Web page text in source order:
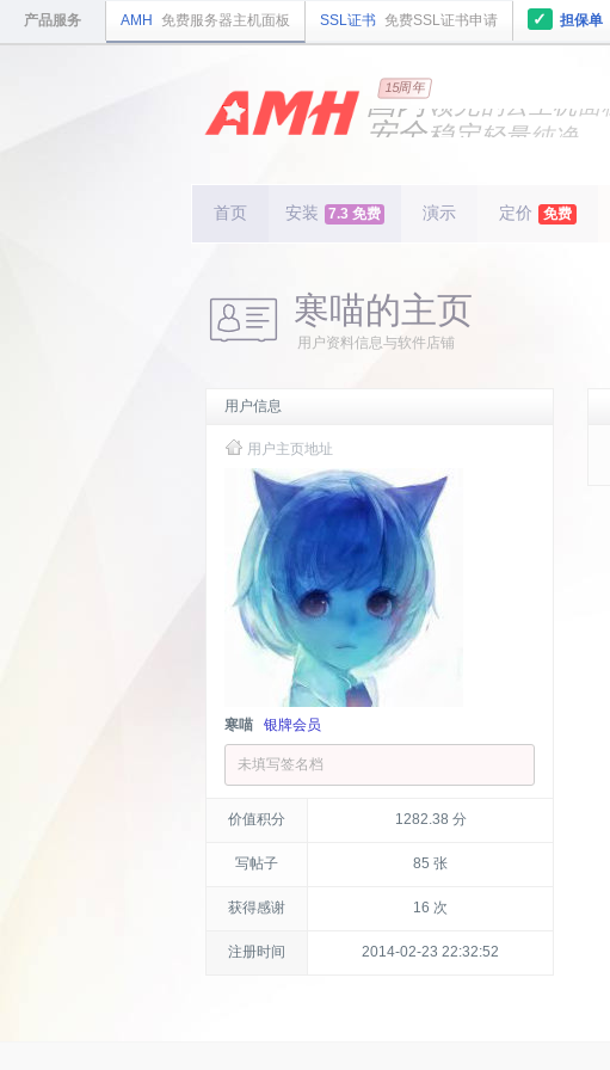
产品服务 AMH 免费服务器主机面板 SSL证书 免费SSL证书申请 ✓ 担保单
15周年
国内领先
安全稳定轻量纯净
首页 安装 7.3 免费 演示 定价 免费
寒喵的主页
用户资料信息与软件店铺
用户信息
用户主页地址
寒喵 银牌会员
未填写签名档
价值积分 1282.38 分
写帖子 85 张
获得感谢 16 次
注册时间 2014-02-23 22:32:52